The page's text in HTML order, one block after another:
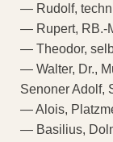
— Rudolf,
— Rupert, RB.-
— Theodor,
— Walter, Dr.,
Senoner Adolf,
— Alois,
— Basilius,